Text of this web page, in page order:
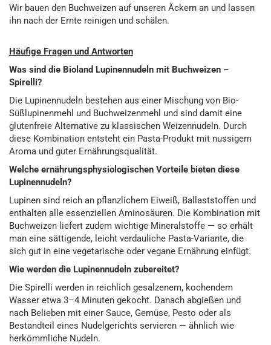
Wir bauen den Buchweizen auf unseren Äckern an und lassen
ihn nach der Ernte reinigen und schälen.
Häufige Fragen und Antworten
Was sind die Bioland Lupinennudeln mit Buchweizen –
Spirelli?
Die Lupinennudeln bestehen aus einer Mischung von Bio-
Süßlupinenmehl und Buchweizenmehl und sind damit eine
glutenfreie Alternative zu klassischen Weizennudeln. Durch
diese Kombination entsteht ein Pasta-Produkt mit nussigem
Aroma und guter Ernährungsqualität.
Welche ernährungsphysiologischen Vorteile bieten diese
Lupinennudeln?
Lupinen sind reich an pflanzlichem Eiweiß, Ballaststoffen und
enthalten alle essenziellen Aminosäuren. Die Kombination mit
Buchweizen liefert zudem wichtige Mineralstoffe — so erhält
man eine sättigende, leicht verdauliche Pasta-Variante, die
sich gut in eine vegetarische oder vegane Ernährung einfügt.
Wie werden die Lupinennudeln zubereitet?
Die Spirelli werden in reichlich gesalzenem, kochendem
Wasser etwa 3–4 Minuten gekocht. Danach abgießen und
nach Belieben mit einer Sauce, Gemüse, Pesto oder als
Bestandteil eines Nudelgerichts servieren — ähnlich wie
herkömmliche Nudeln.